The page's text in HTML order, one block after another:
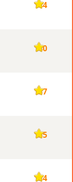
144
140
137
135
134